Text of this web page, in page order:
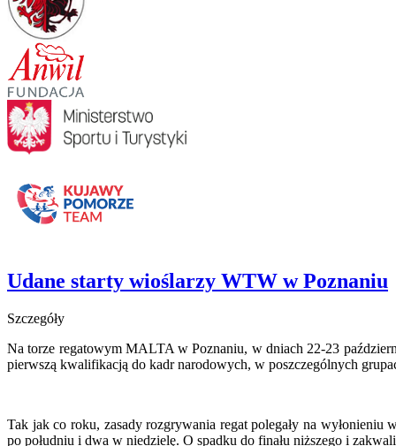
Udane starty wioślarzy WTW w Poznaniu
Szczegóły
Na torze regatowym MALTA w Poznaniu, w dniach 22-23
pierwszą kwalifikacją do kadr narodowych, w poszczególnych
Tak jak co roku, zasady rozgrywania regat polegały na
po południu i dwa w niedzielę. O spadku do finału niższego i